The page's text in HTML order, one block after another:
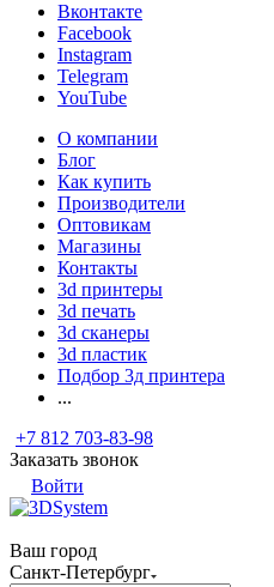
Вконтакте
Facebook
Instagram
Telegram
YouTube
О компании
Блог
Как купить
Производители
Оптовикам
Магазины
Контакты
3d принтеры
3d печать
3d сканеры
3d пластик
Подбор 3д принтера
...
+7 812 703-83-98
Заказать звонок
Войти
Ваш город
Санкт-Петербург